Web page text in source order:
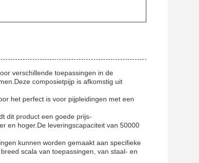
verschillende toepassingen in de
composietpijp is afkomstig uit
het perfect is voor pijpleidingen met een
dit product een goede prijs-
en hoger.De leveringscapaciteit van 50000
kunnen worden gemaakt aan specifieke
scala van toepassingen, van staal- en